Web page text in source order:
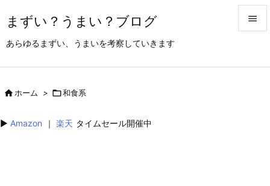
まずい？うまい？ブログ
あらゆるまずい、うまいを考察していきます

ホーム > 和食系
▶︎ Amazon ｜ 楽天 タイムセール開催中